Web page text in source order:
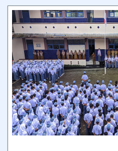
Upacara Bendera 5 Jan
Upacara Bendera Hari
genap 2025/2026